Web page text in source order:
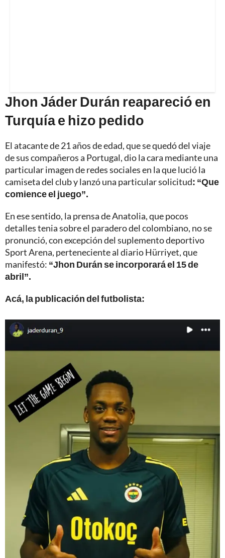
Jhon Jáder Durán reapareció en
Turquía e hizo pedido
El atacante de 21 años de edad, que se quedó del viaje
de sus compañeros a Portugal, dio la cara mediante una
particular imagen de redes sociales en la que lució la
camiseta del club y lanzó una particular solicitud: “Que
comience el juego”.
En ese sentido, la prensa de Anatolia, que pocos
detalles tenia sobre el paradero del colombiano, no se
pronunció, con excepción del suplemento deportivo
Sport Arena, perteneciente al diario Hürriyet, que
manifestó: “Jhon Durán se incorporará el 15 de
abril”.
Acá, la publicación del futbolista: